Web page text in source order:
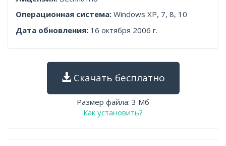
Операционная система: Windows XP, 7, 8, 10
Дата обновления: 16 октября 2006 г.
Скачать бесплатно
Размер файла: 3 Мб
Как установить?